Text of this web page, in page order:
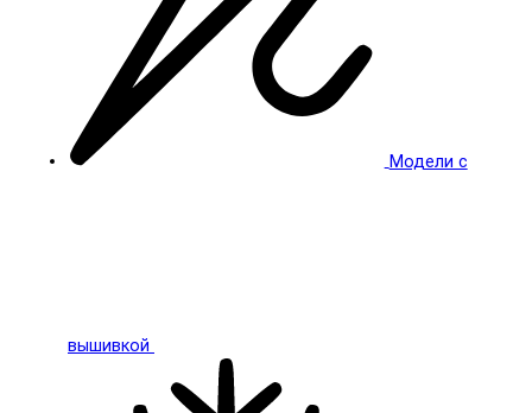
Модели с
вышивкой